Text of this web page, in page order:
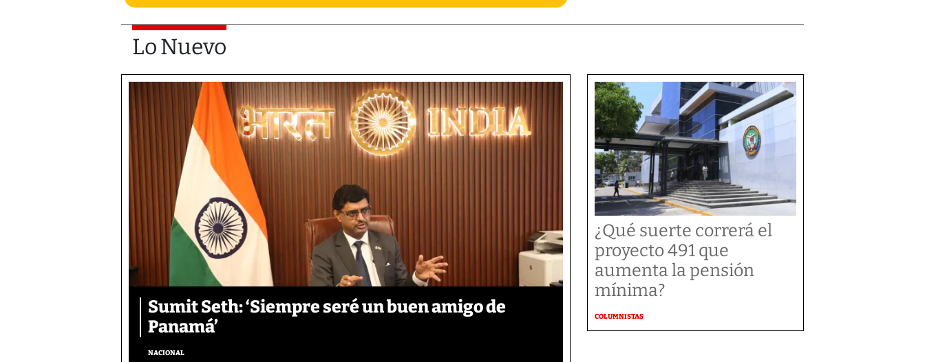
Lo Nuevo
Sumit Seth: ‘Siempre seré un buen amigo de
Panamá’
NACIONAL
¿Qué suerte correrá el
proyecto 491 que
aumenta la pensión
mínima?
COLUMNISTAS